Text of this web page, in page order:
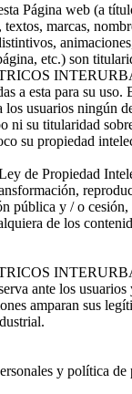
Página web (a
marcas,
etc.) son
a esta para su uso.
los usuarios ningún
ni su titularidad
su propiedad
de Propiedad
pública y / o cesión,
de los
ante los usuarios
amparan sus
y política de